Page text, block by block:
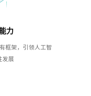
力
框架，引领人工智
发展